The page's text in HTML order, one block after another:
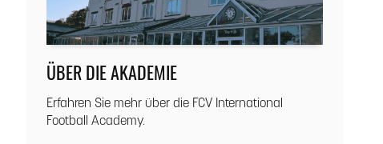
ÜBER DIE AKADEMIE
Erfahren Sie mehr über die FCV International
Football Academy.